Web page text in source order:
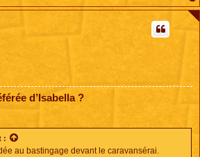
d’Isabella ?
:
au bastingage devant le caravansérai.